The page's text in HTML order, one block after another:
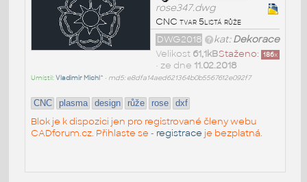
rose347.dwg
CNC tvar 5listá růže
kat:Dekorace
DWG2018
Staženo: 186x
Velikost 61,1kB
• ze dne 11.02.2018
Umístil:Vladimir Michl^ • md5: e8dfa14aed621364b0b5567612e092f7
CNC plasma design růže rose dxf
Blok je k dispozici jen pro registrované členy webu
CADforum.cz. Přihlaste se - registrace je bezplatná.